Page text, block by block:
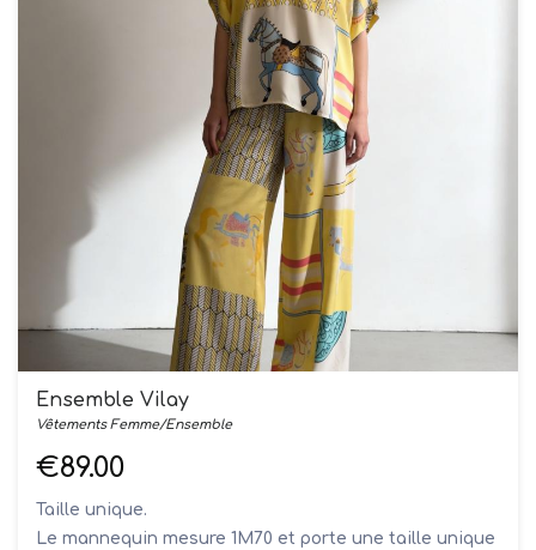
Ensemble Vilay
Vêtements Femme/Ensemble
€89.00
Taille unique.
Le mannequin mesure 1M70 et porte une taille unique